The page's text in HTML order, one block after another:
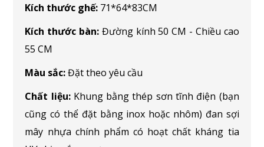
Kích thước ghế: 71*64*83CM
Kích thước bàn: Đường kính 50 CM - Chiều cao
55 CM
Màu sắc:Đặt theo yêu cầu
Chất liệu:Khung bằng thép sơn tĩnh điện (bạn
cũng có thể đặt bằng inox hoặc nhôm) đan sợi
mây nhựa chính phẩm có hoạt chất kháng tia